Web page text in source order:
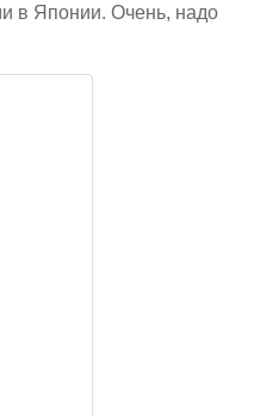
в Японии. Очень, надо